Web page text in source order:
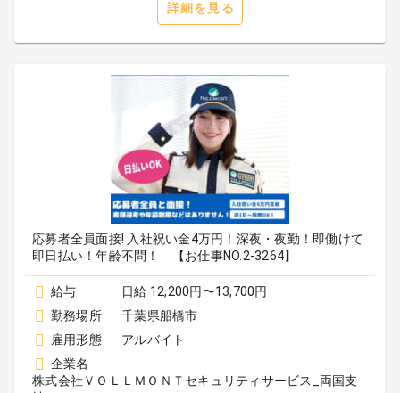
詳細を見る
応募者全員面接! 入社祝い金4万円！深夜・夜勤！即働けて
即日払い！年齢不問！ 【お仕事NO.2-3264】
給与
日給 12,200円〜13,700円
勤務場所
千葉県船橋市
雇用形態
アルバイト
企業名
株式会社ＶＯＬＬＭＯＮＴセキュリティサービス_両国支